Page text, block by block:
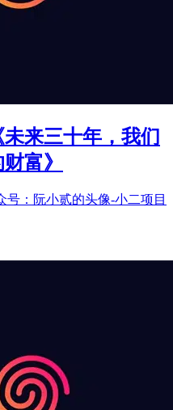
来三十年，我们
富》